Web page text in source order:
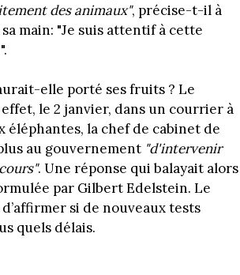
des animaux", précise-t-il à
main: "Je suis attentif à cette
elle porté ses fruits ? Le
le 2 janvier, dans un courrier à
éléphantes, la chef de cabinet de
au gouvernement "d'intervenir
. Une réponse qui balayait alors
par Gilbert Edelstein. Le
si de nouveaux tests
quels délais.